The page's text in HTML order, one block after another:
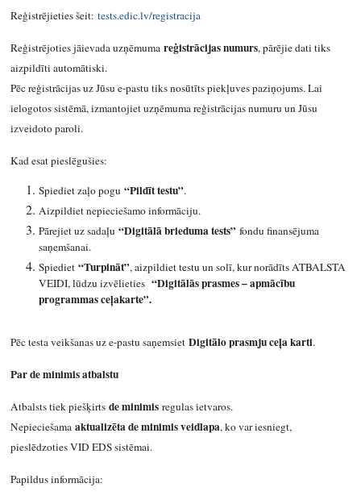
Reģistrējieties šeit:tests.edic.lv/registracija
Reģistrējoties jāievada uzņēmumareģistrācijas numurs, pārējie dati tiks
aizpildīti automātiski.
Pēc reģistrācijas uz Jūsu e-pastu tiks nosūtīts piekļuves paziņojums. Lai
ielogotos sistēmā, izmantojiet uzņēmuma reģistrācijas numuru un Jūsu
izveidoto paroli.
Kad esat pieslēgušies:
Spiediet zaļo pogu“Pildīt testu”.
Aizpildiet nepieciešamo informāciju.
Pārejiet uz sadaļu“Digitālā brieduma tests” fondu finansējuma
saņemšanai.
Spiediet“Turpināt”, aizpildiet testu un solī, kur norādīts ATBALSTA
VEIDI, lūdzu izvēlieties“Digitālās prasmes – apmācību
programmas ceļakarte”.
Pēc testa veikšanas uz e-pastu saņemsietDigitālo prasmju ceļa karti.
Par de minimis atbalstu
Atbalsts tiek piešķirtsde minimis regulas ietvaros.
Nepieciešamaaktualizēta de minimis veidlapa, ko var iesniegt,
pieslēdzoties VID EDS sistēmai.
Papildus informācija: